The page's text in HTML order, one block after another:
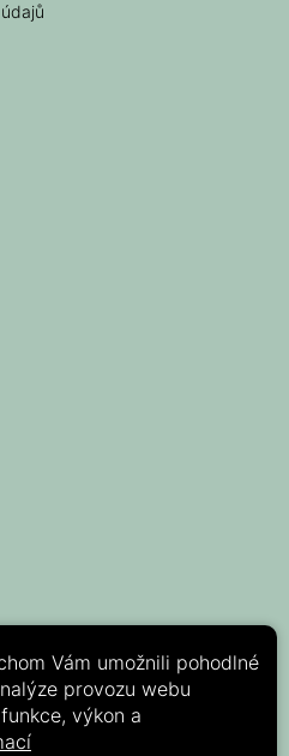
Vám umožnili pohodlné
provozu webu
výkon a